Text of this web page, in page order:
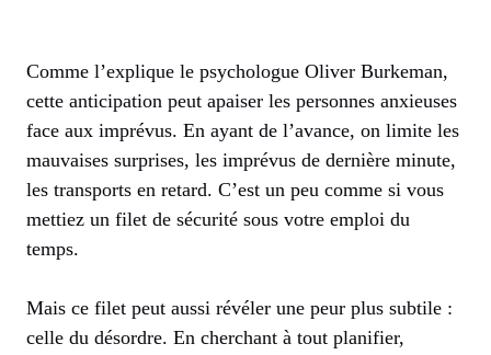
Comme l’explique le psychologue Oliver Burkeman,
cette anticipation peut apaiser les personnes anxieuses
face aux imprévus. En ayant de l’avance, on limite les
mauvaises surprises, les imprévus de dernière minute,
les transports en retard. C’est un peu comme si vous
mettiez un filet de sécurité sous votre emploi du
temps.
Mais ce filet peut aussi révéler une peur plus subtile :
celle du désordre. En cherchant à tout planifier,